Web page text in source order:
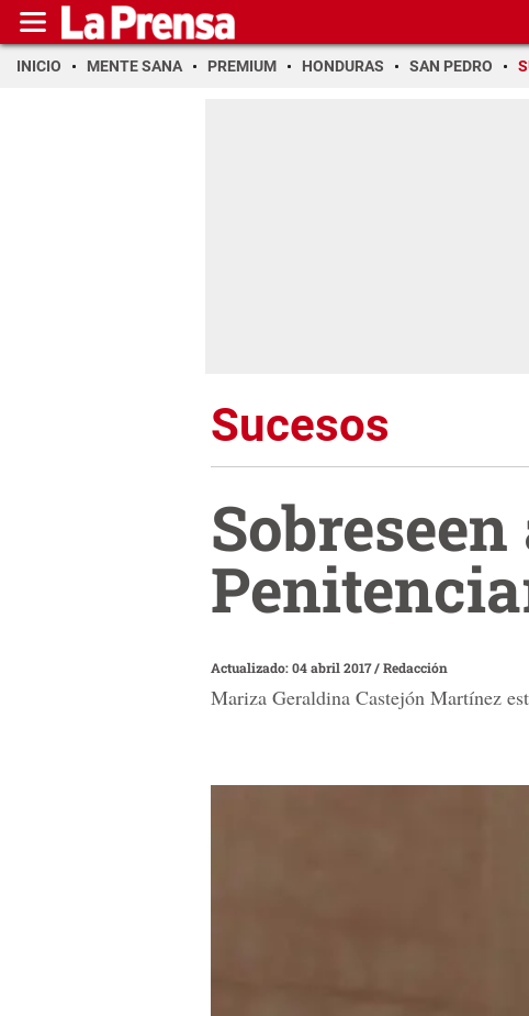
INICIO MENTE SANA PREMIUM HONDURAS SAN PEDRO
Sucesos
Actualizado: 04 abril 2017/Redacción
Mariza Geraldina Castejón Martínez